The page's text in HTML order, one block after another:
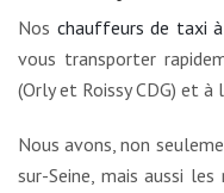
Nos chauffeurs de taxi
vous transporter
(Orly et Roissy CDG) et à
Nous avons, non
sur-Seine, mais aussi